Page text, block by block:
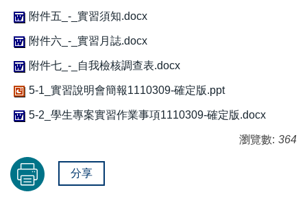
附件五_-_實習須知.docx
附件六_-_實習月誌.docx
附件七_-_自我檢核調查表.docx
5-1_實習說明會簡報1110309-確定版.ppt
5-2_學生專案實習作業事項1110309-確定版.docx
瀏覽數: 364
分享